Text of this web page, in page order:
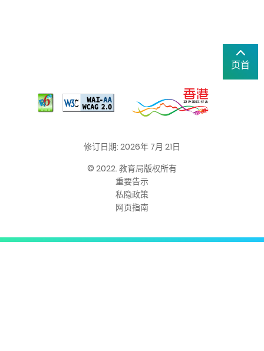
页首
修订日期: 2026年 7月 21日
© 2022. 教育局版权所有
重要告示
私隐政策
网页指南